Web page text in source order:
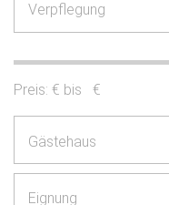
Verpflegung
Preis: € bis €
Gästehaus
Eignung